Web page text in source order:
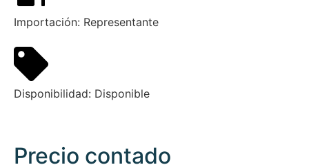
Importación: Representante
Disponibilidad: Disponible
Precio contado